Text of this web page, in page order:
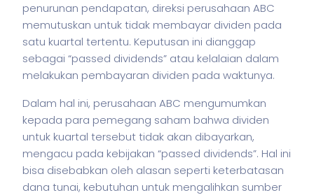
penurunan pendapatan, direksi perusahaan ABC
memutuskan untuk tidak membayar dividen pada
satu kuartal tertentu. Keputusan ini dianggap
sebagai “passed dividends” atau kelalaian dalam
melakukan pembayaran dividen pada waktunya.
Dalam hal ini, perusahaan ABC mengumumkan
kepada para pemegang saham bahwa dividen
untuk kuartal tersebut tidak akan dibayarkan,
mengacu pada kebijakan “passed dividends”. Hal ini
bisa disebabkan oleh alasan seperti keterbatasan
dana tunai, kebutuhan untuk mengalihkan sumber